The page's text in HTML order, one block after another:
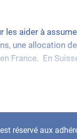
aider à
une allocation
France. En
réservé aux